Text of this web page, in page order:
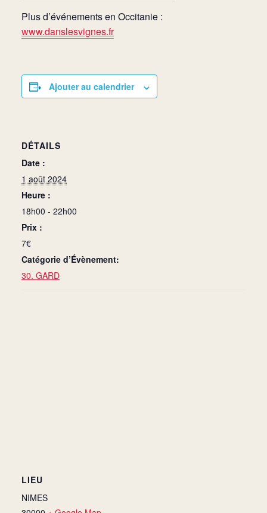
Plus d’événements en Occitanie :
www.danslesvignes.fr
Ajouter au calendrier
DÉTAILS
Date :
1 août 2024
Heure :
18h00 - 22h00
Prix :
7€
Catégorie d’Évènement:
30. GARD
LIEU
NIMES